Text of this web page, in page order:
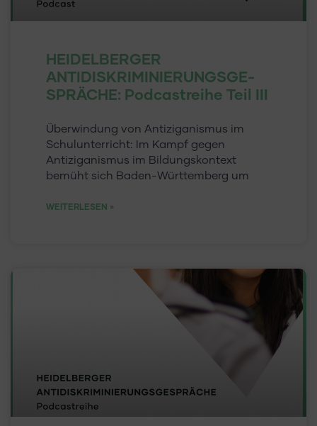
HEIDELBERGER
ANTIDISKRIMINIERUNGSGE-
SPRÄCHE: Podcastreihe Teil III
Überwindung von Antiziganismus im
Schulunterricht: Im Kampf gegen
Antiziganismus im Bildungskontext
bemüht sich Baden-Württemberg um
WEITERLESEN »